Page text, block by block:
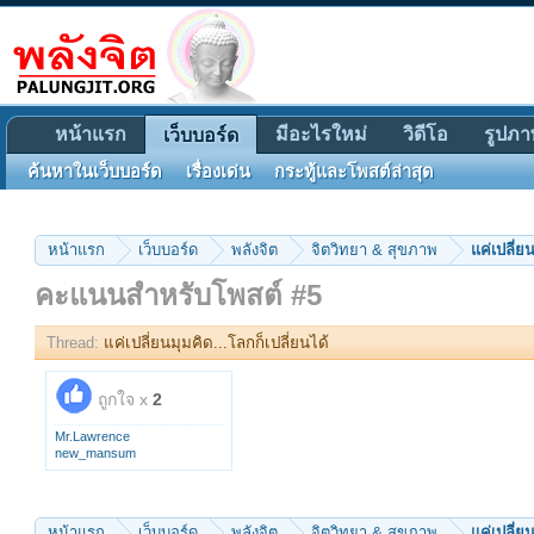
หน้าแรก เว็บบอร์ด พลังจิต จิตวิทยา & สุขภาพ แค่เปลี่ย
คะแนนสำหรับโพสต์ #5
Thread: แค่เปลี่ยนมุมคิด...โลกก็เปลี่ยนได้
ถูกใจ x 2
Mr.Lawrence
new_mansum
หน้าแรก เว็บบอร์ด
ค้นหาในเว็บบอร์ด เรื่องเด่น กระทู้และโพสต์ล่าสุด
มีอะไรใหม่ วิดีโอ รูปภ